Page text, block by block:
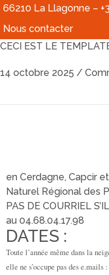
66210 La Llagonne –
Nous contacter
CECI EST LE
14 octobre 2025 /
en Cerdagne, Capcir
Naturel Régional des
PAS DE COURRIEL
au 04.68.04.17.98
DATES :
Toute l’année même dans la
elle ne s’occupe pas des e.mails :